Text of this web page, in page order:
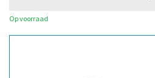
Op voorraad